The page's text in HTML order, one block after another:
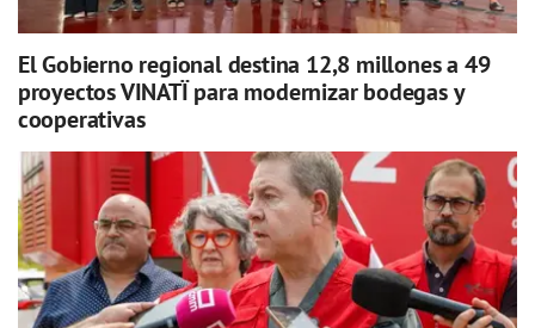
El Gobierno regional destina 12,8 millones a 49
proyectos VINATÏ para modernizar bodegas y
cooperativas